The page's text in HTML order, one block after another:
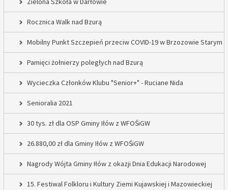
Rocznica Walk nad Bzurą
Mobilny Punkt Szczepień przeciw COVID-19 w Brzozowie Starym
Pamięci żołnierzy poległych nad Bzurą
Wycieczka Członków Klubu "Senior+" - Ruciane Nida
Senioralia 2021
30 tys. zł dla OSP Gminy Iłów z WFOŚiGW
26.880,00 zł dla Gminy Iłów z WFOŚiGW
Nagrody Wójta Gminy Iłów z okazji Dnia Edukacji Narodowej
15. Festiwal Folkloru i Kultury Ziemi Kujawskiej i Mazowieckiej